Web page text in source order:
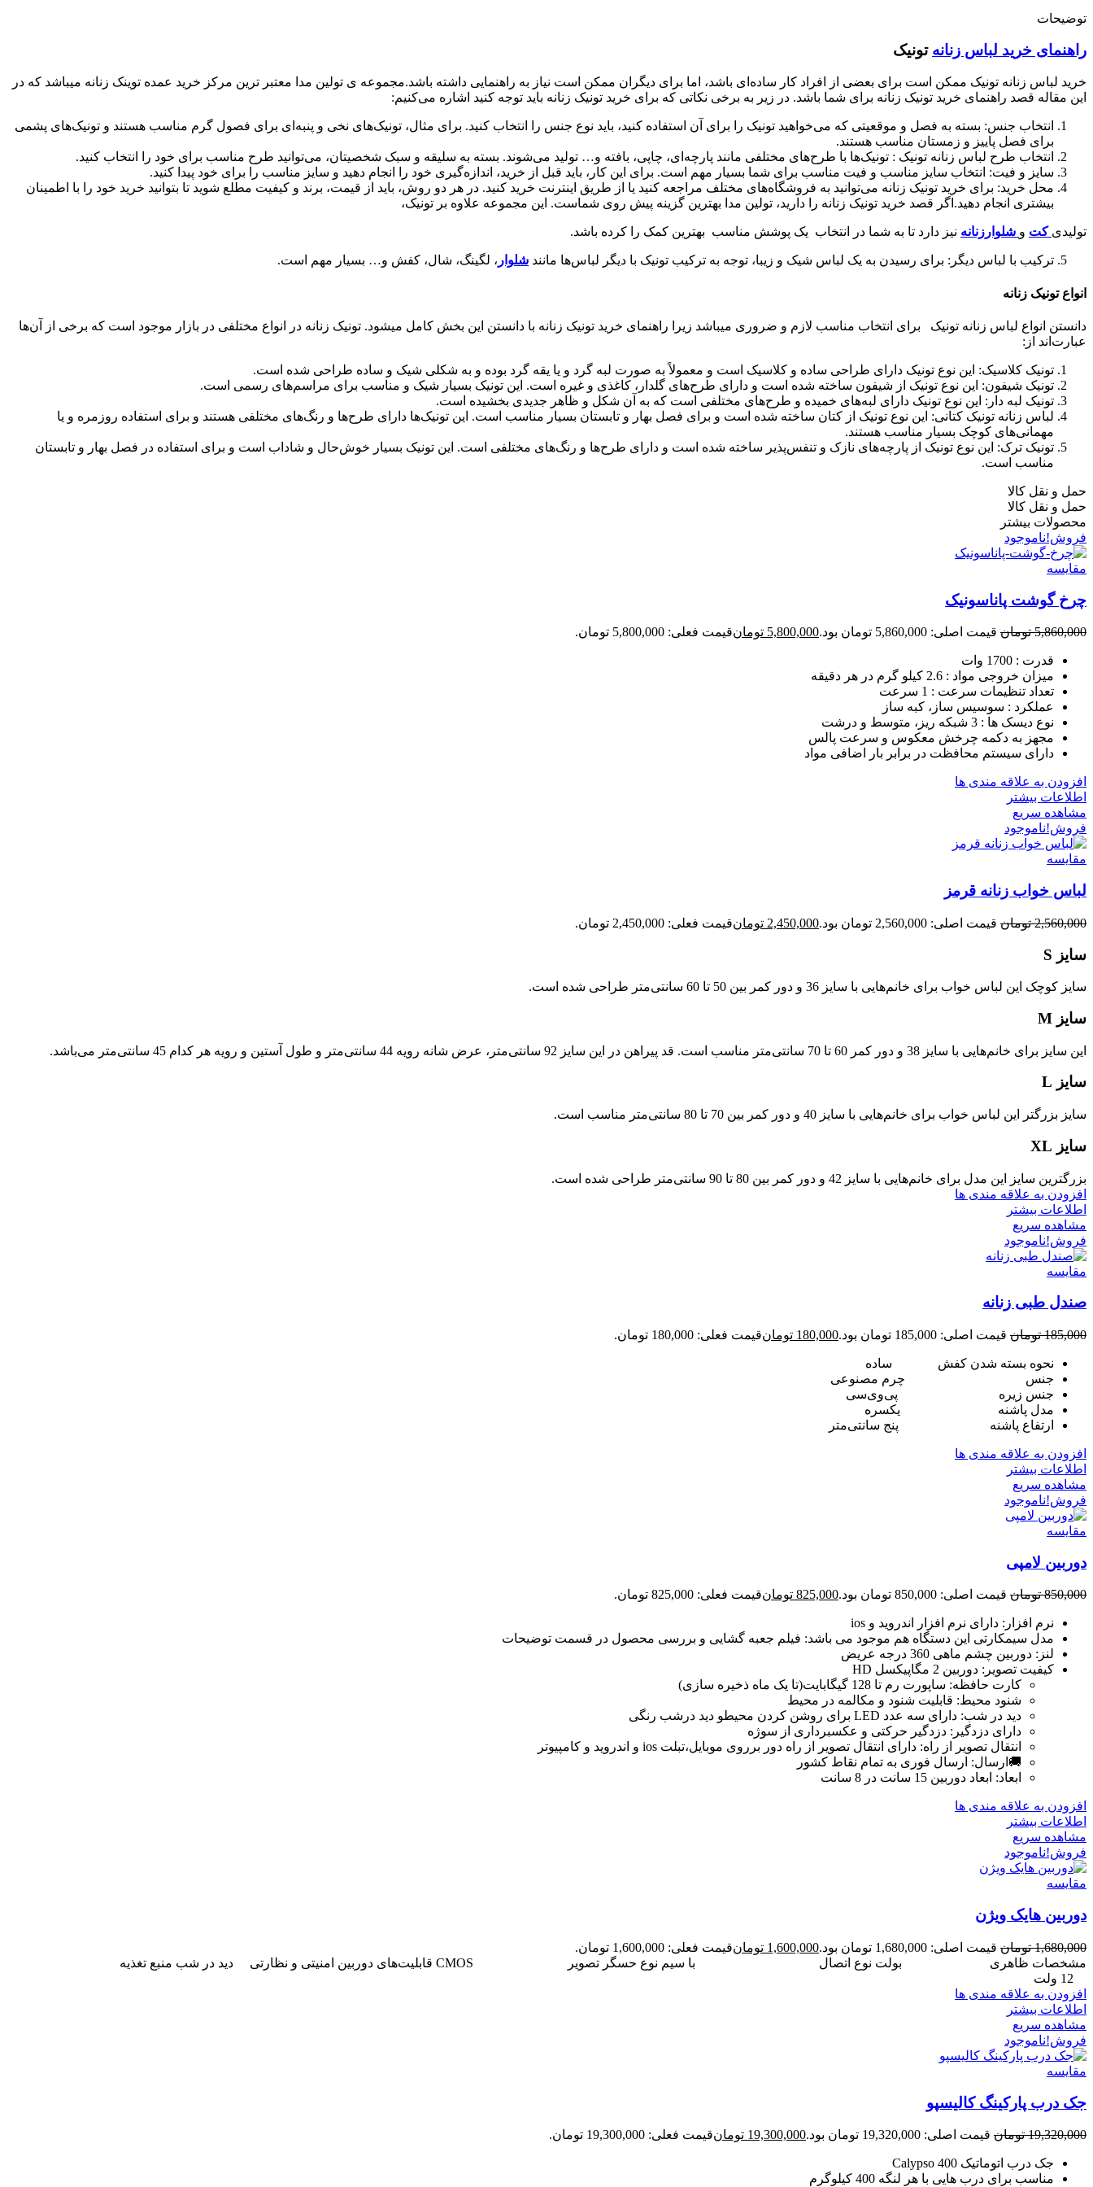
توضیحات
راهنمای خرید لباس زنانه تونیک
خرید لباس زنانه تونیک ممکن است برای بعضی از افراد کار ساده‌ای باشد، اما برای دیگران ممکن است نیاز به راهنمایی داشته باشد.مجموعه ی تولین مدا معتبر ترین مرکز خرید عمده توینک زنانه میباشد که در
این مقاله قصد راهنمای خرید تونیک زنانه برای شما باشد. در زیر به برخی نکاتی که برای خرید تونیک زنانه باید توجه کنید اشاره می‌کنیم:
انتخاب جنس: بسته به فصل و موقعیتی که می‌خواهید تونیک را برای آن استفاده کنید، باید نوع جنس را انتخاب کنید. برای مثال، تونیک‌های نخی و پنبه‌ای برای فصول گرم مناسب هستند و تونیک‌های پشمی
برای فصل پاییز و زمستان مناسب هستند.
انتخاب طرح لباس زنانه تونیک : تونیک‌ها با طرح‌های مختلفی مانند پارچه‌ای، چاپی، بافته و… تولید می‌شوند. بسته به سلیقه و سبک شخصیتان، می‌توانید طرح مناسب برای خود را انتخاب کنید.
سایز و فیت: انتخاب سایز مناسب و فیت مناسب برای شما بسیار مهم است. برای این کار، باید قبل از خرید، اندازه‌گیری خود را انجام دهید و سایز مناسب را برای خود پیدا کنید.
محل خرید: برای خرید تونیک زنانه می‌توانید به فروشگاه‌های مختلف مراجعه کنید یا از طریق اینترنت خرید کنید. در هر دو روش، باید از قیمت، برند و کیفیت مطلع شوید تا بتوانید خرید خود را با اطمینان
بیشتری انجام دهید.اگر قصد خرید تونیک زنانه را دارید، تولین مدا بهترین گزینه پیش روی شماست. این مجموعه علاوه بر تونیک،
تولیدی کت و شلوارزنانه نیز دارد تا به شما در انتخاب یک پوشش مناسب بهترین کمک را کرده باشد.
ترکیب با لباس دیگر: برای رسیدن به یک لباس شیک و زیبا، توجه به ترکیب تونیک با دیگر لباس‌ها مانند شلوار ، لگینگ، شال، کفش و… بسیار مهم است.
انواع تونیک زنانه
دانستن انواع لباس زنانه تونیک برای انتخاب مناسب لازم و ضروری میباشد زیرا راهنمای خرید تونیک زنانه با دانستن این بخش کامل میشود. تونیک زنانه در انواع مختلفی در بازار موجود است که برخی از آن‌ها
عبارت‌اند از:
تونیک کلاسیک: این نوع تونیک دارای طراحی ساده و کلاسیک است و معمولاً به صورت لبه گرد و یا یقه گرد بوده و به شکلی شیک و ساده طراحی شده است.
تونیک شیفون: این نوع تونیک از شیفون ساخته شده است و دارای طرح‌های گلدار، کاغذی و غیره است. این تونیک بسیار شیک و مناسب برای مراسم‌های رسمی است.
تونیک لبه دار: این نوع تونیک دارای لبه‌های خمیده و طرح‌های مختلفی است که به آن شکل و ظاهر جدیدی بخشیده است.
لباس زنانه تونیک کتانی: این نوع تونیک از کتان ساخته شده است و برای فصل بهار و تابستان بسیار مناسب است. این تونیک‌ها دارای طرح‌ها و رنگ‌های مختلفی هستند و برای استفاده روزمره و یا
مهمانی‌های کوچک بسیار مناسب هستند.
تونیک ترک: این نوع تونیک از پارچه‌های نازک و تنفس‌پذیر ساخته شده است و دارای طرح‌ها و رنگ‌های مختلفی است. این تونیک بسیار خوش‌حال و شاداب است و برای استفاده در فصل بهار و تابستان
مناسب است.
حمل و نقل کالا
حمل و نقل کالا
محصولات بیشتر
فروش!ناموجود
مقایسه
چرخ گوشت پاناسونیک
5,860,000 تومان قیمت اصلی: 5,860,000 تومان بود. 5,800,000 تومانقیمت فعلی: 5,800,000 تومان.
قدرت : 1700 وات
میزان خروجی مواد : 2.6 کیلو گرم در هر دقیقه
تعداد تنظیمات سرعت : 1 سرعت
عملکرد : سوسیس ساز، کبه ساز
نوع دیسک ها : 3 شبکه ریز، متوسط و درشت
مجهز به دکمه چرخش معکوس و سرعت پالس
دارای سیستم محافظت در برابر بار اضافی مواد
افزودن به علاقه مندی ها
اطلاعات بیشتر
مشاهده سریع
فروش!ناموجود
مقایسه
لباس خواب زنانه قرمز
2,560,000 تومان قیمت اصلی: 2,560,000 تومان بود. 2,450,000 تومانقیمت فعلی: 2,450,000 تومان.
سایز S
سایز کوچک این لباس خواب برای خانم‌هایی با سایز 36 و دور کمر بین 50 تا 60 سانتی‌متر طراحی شده است.
سایز M
این سایز برای خانم‌هایی با سایز 38 و دور کمر 60 تا 70 سانتی‌متر مناسب است. قد پیراهن در این سایز 92 سانتی‌متر، عرض شانه رویه 44 سانتی‌متر و طول آستین و رویه هر کدام 45 سانتی‌متر می‌باشد.
سایز L
سایز بزرگتر این لباس خواب برای خانم‌هایی با سایز 40 و دور کمر بین 70 تا 80 سانتی‌متر مناسب است.
سایز XL
بزرگترین سایز این مدل برای خانم‌هایی با سایز 42 و دور کمر بین 80 تا 90 سانتی‌متر طراحی شده است.
افزودن به علاقه مندی ها
اطلاعات بیشتر
مشاهده سریع
فروش!ناموجود
مقایسه
صندل طبی زنانه
185,000 تومان قیمت اصلی: 185,000 تومان بود. 180,000 تومانقیمت فعلی: 180,000 تومان.
نحوه بسته شدن کفش ساده
جنس چرم مصنوعی
جنس زیره پی‌وی‌سی
مدل پاشنه یکسره
ارتفاع پاشنه پنج سانتی‌متر
افزودن به علاقه مندی ها
اطلاعات بیشتر
مشاهده سریع
فروش!ناموجود
مقایسه
دوربین لامپی
850,000 تومان قیمت اصلی: 850,000 تومان بود. 825,000 تومانقیمت فعلی: 825,000 تومان.
نرم افزار: دارای نرم افزار اندروید و ios
مدل سیمکارتی این دستگاه هم موجود می باشد: فیلم جعبه گشایی و بررسی محصول در قسمت توضیحات
لنز: دوربین چشم ماهی 360 درجه عریض
کیفیت تصویر: دوربین 2 مگاپیکسل HD
کارت حافظه: ساپورت رم تا 128 گیگابایت(تا یک ماه ذخیره سازی)
شنود محیط: قابلیت شنود و مکالمه در محیط
دید در شب: دارای سه عدد LED برای روشن کردن محیطو دید درشب رنگی
دارای دزدگیر: دزدگیر حرکتی و عکسبرداری از سوژه
انتقال تصویر از راه: دارای انتقال تصویر از راه دور برروی موبایل،تبلت ios و اندروید و کامپیوتر
🚚ارسال: ارسال فوری به تمام نقاط کشور
ابعاد: ابعاد دوربین 15 سانت در 8 سانت
افزودن به علاقه مندی ها
اطلاعات بیشتر
مشاهده سریع
فروش!ناموجود
مقایسه
دوربین هایک ویژن
1,680,000 تومان قیمت اصلی: 1,680,000 تومان بود. 1,600,000 تومانقیمت فعلی: 1,600,000 تومان.
مشخصات ظاهری بولت نوع اتصال با سیم نوع حسگر تصویر CMOS قابلیت‌های دوربین امنیتی و نظارتی دید در شب منبع تغذیه
12 ولت
افزودن به علاقه مندی ها
اطلاعات بیشتر
مشاهده سریع
فروش!ناموجود
مقایسه
جک درب پارکینگ کالیسپو
19,320,000 تومان قیمت اصلی: 19,320,000 تومان بود. 19,300,000 تومانقیمت فعلی: 19,300,000 تومان.
جک درب اتوماتیک Calypso 400
مناسب برای درب هایی با هر لنگه 400 کیلوگرم